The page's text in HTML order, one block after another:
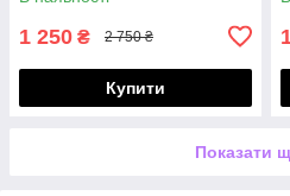
1 250 ₴ 2 750 ₴
Купити
Показати